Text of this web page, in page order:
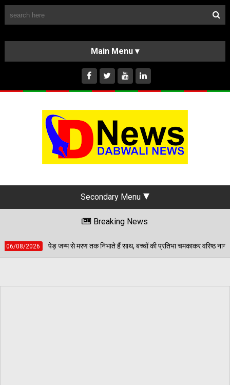
HOME
ABOUT US
INSTAGRAM
Secondary Menu
Breaking News
हैं साथ, बच्चों की प्रतिभा चमकाकर वरिष्ठ नागरिकों ने दिया पर्यावरण संरक्षण का संदेश